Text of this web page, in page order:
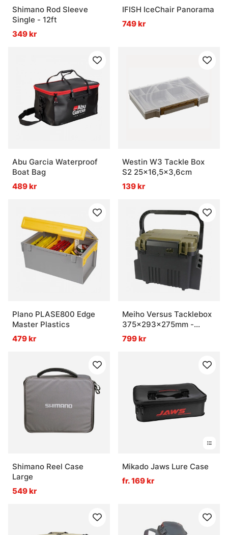
Shimano Rod Sleeve
Single - 12ft
349 kr
IFISH IceChair Panorama
749 kr
Abu Garcia Waterproof
Boat Bag
489 kr
Westin W3 Tackle Box
S2 25x16,5x3,6cm
139 kr
Plano PLASE800 Edge
Master Plastics
479 kr
Meiho Versus Tacklebox
375x293x275mm -
Green
799 kr
Shimano Reel Case
Large
549 kr
Mikado Jaws Lure Case
fr. 169 kr